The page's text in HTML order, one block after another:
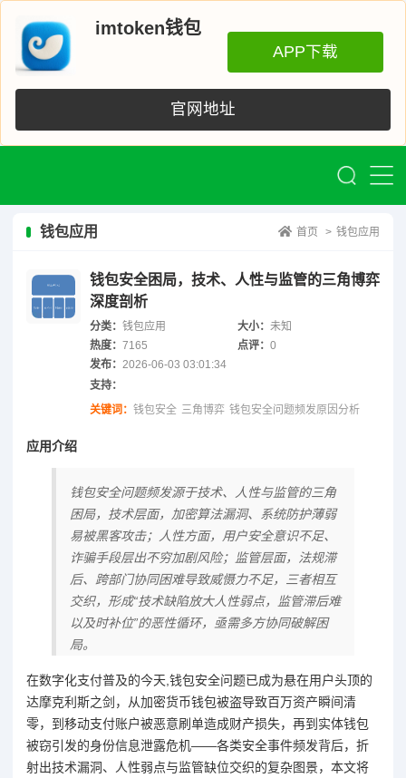
imtoken钱包
APP下载
官网地址
钱包应用 首页 > 钱包应用
钱包安全困局，技术、人性与监管的三角博弈
深度剖析
分类： 钱包应用 大小：未知
热度： 7165 点评：0
发布： 2026-06-03 03:01:34
支持：
关键词： 钱包安全 三角博弈 钱包安全问题频发原因分析
应用介绍
钱包安全问题频发源于技术、人性与监管的三角
困局，技术层面，加密算法漏洞、系统防护薄弱
易被黑客攻击；人性方面，用户安全意识不足、
诈骗手段层出不穷加剧风险；监管层面，法规滞
后、跨部门协同困难导致威慑力不足，三者相互
交织，形成“技术缺陷放大人性弱点，监管滞后难
以及时补位”的恶性循环，亟需多方协同破解困
局。
在数字化支付普及的今天,钱包安全问题已成为悬在用户头顶的
达摩克利斯之剑，从加密货币钱包被盗导致百万资产瞬间清
零，到移动支付账户被恶意刷单造成财产损失，再到实体钱包
被窃引发的身份信息泄露危机——各类安全事件频发背后，折
射出技术漏洞、人性弱点与监管缺位交织的复杂图景，本文将